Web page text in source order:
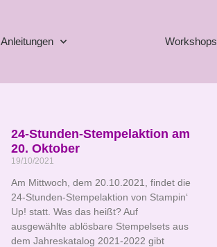
Anleitungen Workshops
24-Stunden-Stempelaktion am
20. Oktober
19/10/2021
Am Mittwoch, dem 20.10.2021, findet die
24-Stunden-Stempelaktion von Stampin‘
Up! statt. Was das heißt? Auf
ausgewählte ablösbare Stempelsets aus
dem Jahreskatalog 2021-2022 gibt